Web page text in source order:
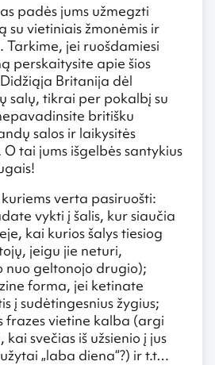
padės jums užmegzti
su vietiniais žmonėmis ir
Tarkime, jei ruošdamiesi
perskaitysite apie šios
Britanija dėl
salų, tikrai per pokalbį su
britišku
salos ir laikysitės
O tai jums išgelbės santykius
verta pasiruošti:
vykti į šalis, kur siaučia
kai kurios šalys tiesiog
jeigu jie neturi,
nuo geltonojo drugio);
forma, jei ketinate
į sudėtingesnius žygius;
frazes vietine kalba (argi
svečias iš užsienio į jus
„laba diena“?) ir t.t…